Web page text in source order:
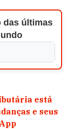
das últimas
está
e seus